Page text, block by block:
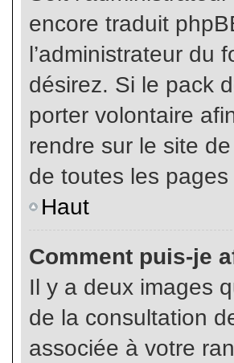
encore traduit
l’administrateur du
désirez. Si le pack
porter volontaire
rendre sur le site
de toutes les
Haut
Comment puis-je
Il y a deux images
de la consultation
associée à votre